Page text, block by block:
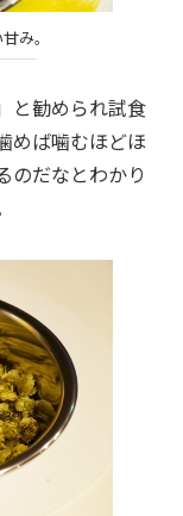
み。
と勧められ試食
めば噛むほどほ
のだなとわかり